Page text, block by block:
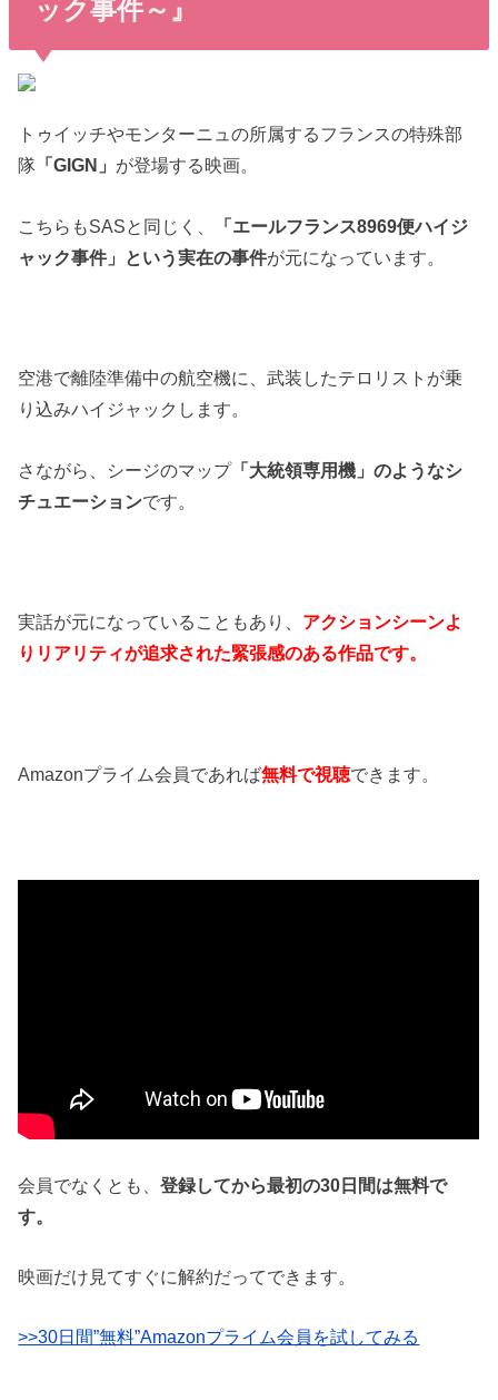
ック事件～』
トゥイッチやモンターニュの所属するフランスの特殊部
隊 「GIGN」 が登場する映画。
こちらもSASと同じく、
「エールフランス8969便ハイジ
ャック事件」という実在の事件が元になっています。
空港で離陸準備中の航空機に、武装したテロリストが乗
り込みハイジャックします。
さながら、シージのマップ「大統領専用機」のようなシ
チュエーションです。
実話が元になっていることもあり、 アクションシーンよ
りリアリティが追求された緊張感のある作品です。
Amazonプライム会員であれば無料で視聴できます。
会員でなくとも、登録してから最初の30日間は無料で
す。
映画だけ見てすぐに解約だってできます。
>>30日間”無料”Amazonプライム会員を試してみる